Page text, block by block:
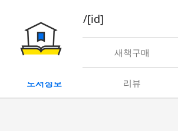
book/rent/[id]
대여 새책구매
도서정보 리뷰